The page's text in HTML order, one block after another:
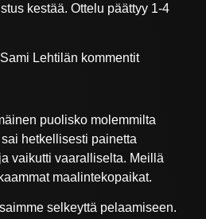
kestää. Ottelu päättyy 1-4
Lehtilän kommentit
puolisko molemmilta
hetkellisesti painetta
vaikutti vaaralliselta. Meillä
maalintekopaikat.
selkeyttä pelaamiseen.